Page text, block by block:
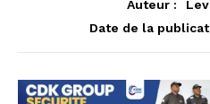
Auteur :
Date de la